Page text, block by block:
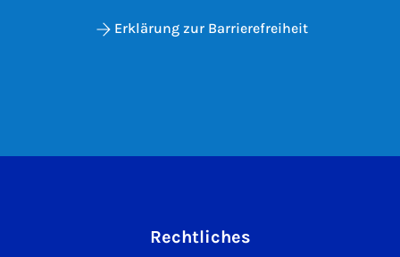
Erklärung zur Barrierefreiheit
Rechtliches